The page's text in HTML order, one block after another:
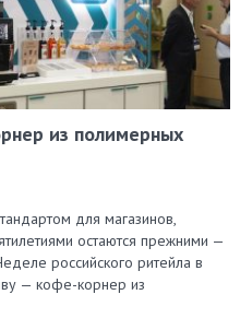
из полимерных
для магазинов,
остаются прежними —
российского ритейла в
— кофе-корнер из